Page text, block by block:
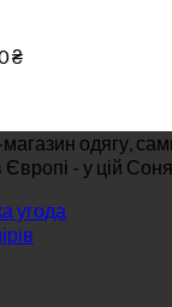
₴Price
through
1
одягу,
- у цій
угода